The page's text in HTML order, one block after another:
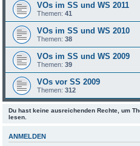
VOs im SS und WS 2011
Themen:41
VOs im SS und WS 2010
Themen:38
VOs im SS und WS 2009
Themen:39
VOs vor SS 2009
Themen:312
Du hast keine ausreichenden Rechte, um
lesen.
ANMELDEN